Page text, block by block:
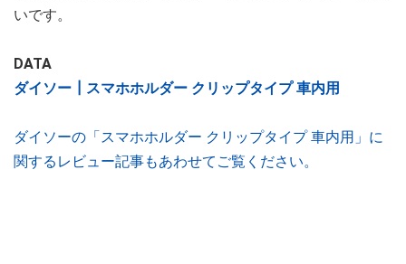
いです。
DATA
ダイソー┃スマホホルダー クリップタイプ 車内用
ダイソーの「スマホホルダー クリップタイプ 車内用」に
関するレビュー記事もあわせてご覧ください。